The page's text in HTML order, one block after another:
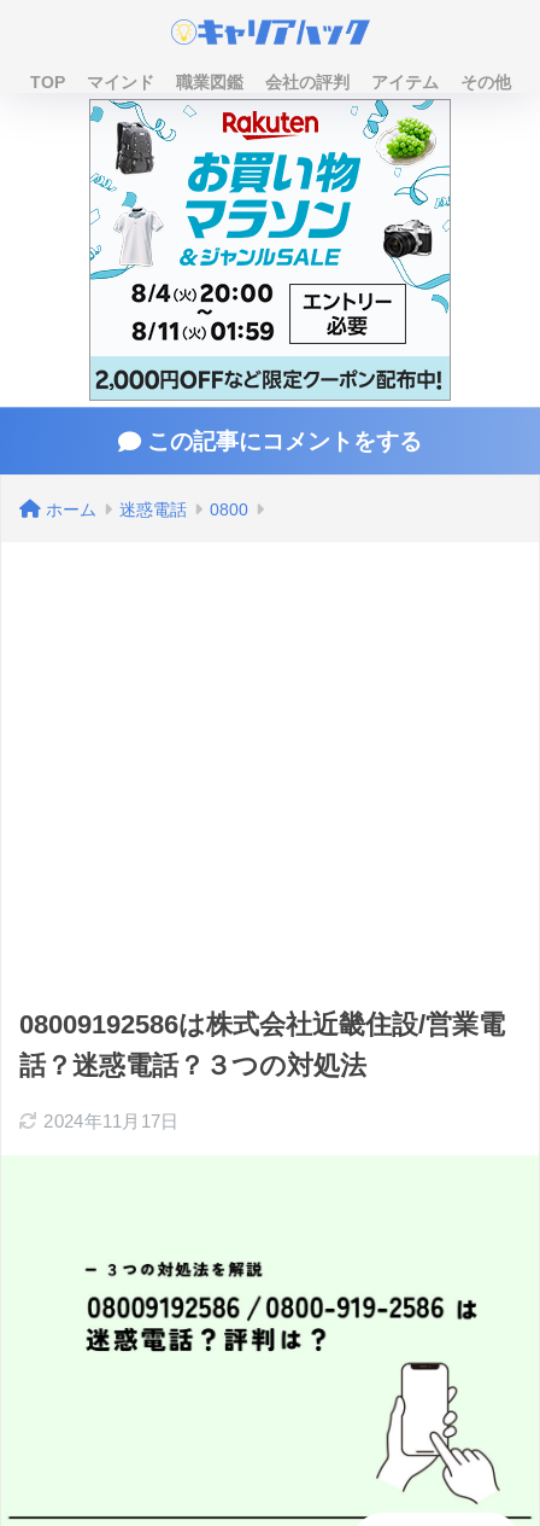
TOP マインド 職業図鑑 会社の評判 アイテム その他
この記事にコメントをする
ホーム 迷惑電話 0800
08009192586は株式会社近畿住設/営業電
話？迷惑電話？３つの対処法
2024年11月17日